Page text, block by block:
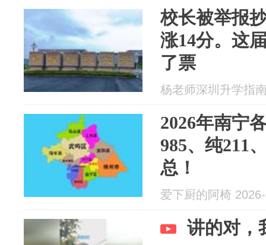
校长被举报
涨14分。这
了票
杨老师深圳升学指
2026年南宁
985、纯211
总！
爱下厨的阿椅
讲的对，